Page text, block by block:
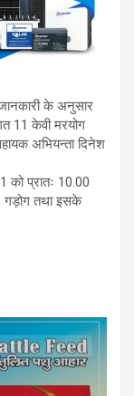
जानकारी के अनुसार
11 केवी मरयोग
अभियन्ता दिनेश
प्रातः 10.00
गड़ोग तथा इसके